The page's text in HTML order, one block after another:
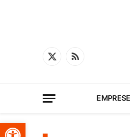
Obre la barra d'eines
X
RSS